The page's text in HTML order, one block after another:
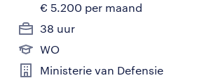
€ 5.200 per maand
38 uur
WO
Ministerie van Defensie